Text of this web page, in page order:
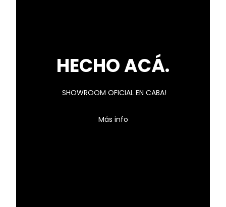
HECHO ACÁ.
SHOWROOM OFICIAL EN CABA!
Más info